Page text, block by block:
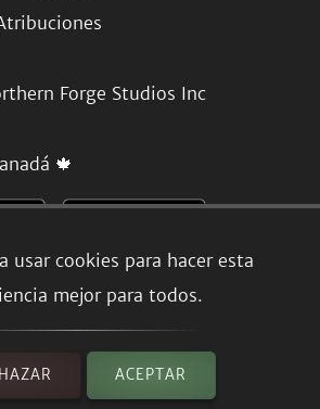
usar cookies para hacer esta
mejor para todos.
ACEPTAR
Forge Studios Inc
🍁